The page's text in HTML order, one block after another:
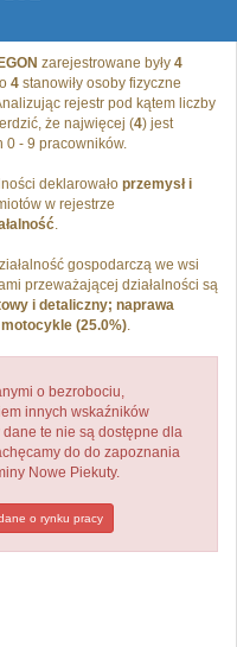
zarejestrowane były 4
4 stanowiły osoby fizyczne
rejestr pod kątem liczby
że najwięcej (4) jest
0 - 9 pracowników.
deklarowało przemysł i
w rejestrze
.
gospodarczą we wsi
przeważającej działalności są
i detaliczny; naprawa
(25.0%).
o bezrobociu,
innych wskaźników
te nie są dostępne dla
do do zapoznania
Nowe Piekuty.
o rynku pracy